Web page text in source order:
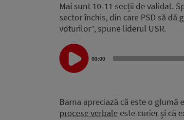
Mai sunt 10-11 secții de validat.
sector închis, din care PSD să
voturilor”, spune liderul USR.
Audio
Player
00:00
Barna apreciază că este o glumă
procese verbale este curier și că